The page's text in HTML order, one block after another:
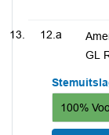
12.a
GL
100%